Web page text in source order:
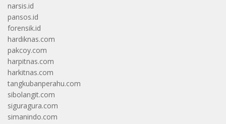
narsis.id
pansos.id
forensik.id
hardiknas.com
pakcoy.com
harpitnas.com
harkitnas.com
tangkubanperahu.com
sibolangit.com
siguragura.com
simanindo.com